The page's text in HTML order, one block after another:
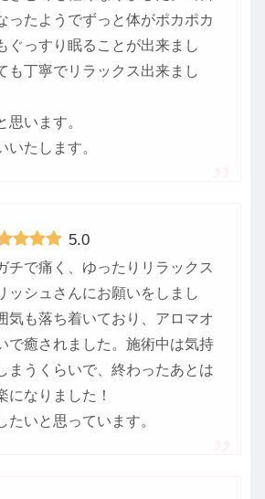
ったようでずっと体がポカポカ
ぐっすり眠ることが出来まし
も丁寧でリラックス出来まし
思います。
いたします。
5.0
チで痛く、ゆったりリラックス
ッシュさんにお願いをしまし
気も落ち着いており、アロマオ
で癒されました。施術中は気持
まうくらいで、終わったあとは
になりました！
たいと思っています。